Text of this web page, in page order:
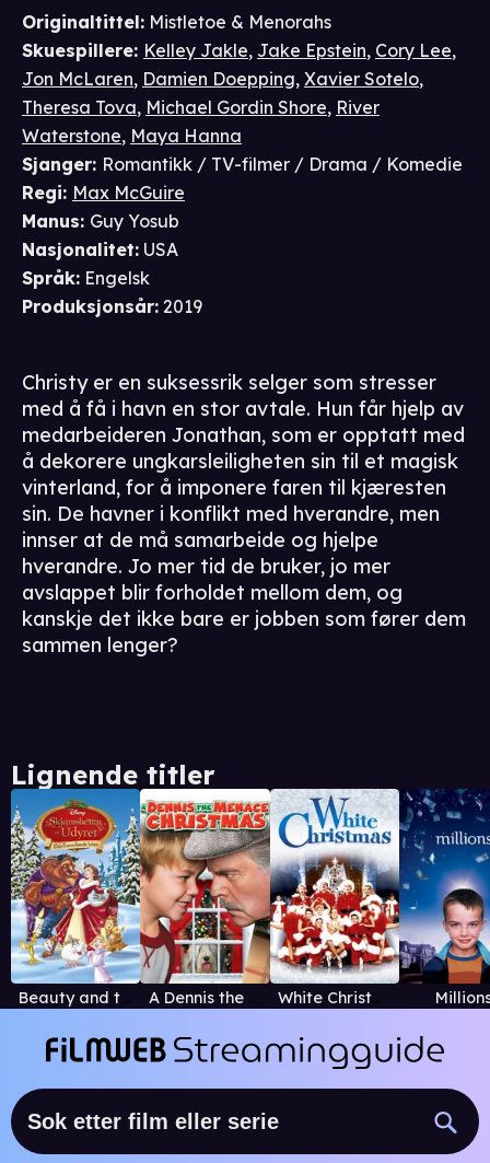
Originaltittel: Mistletoe & Menorahs
Skuespillere: Kelley Jakle, Jake Epstein, Cory Lee,
Jon McLaren, Damien Doepping, Xavier Sotelo,
Theresa Tova, Michael Gordin Shore, River
Waterstone, Maya Hanna
Sjanger: Romantikk / TV-filmer / Drama / Komedie
Regi: Max McGuire
Manus: Guy Yosub
Nasjonalitet: USA
Språk: Engelsk
Produksjonsår: 2019
Christy er en suksessrik selger som stresser
med å få i havn en stor avtale. Hun får hjelp av
medarbeideren Jonathan, som er opptatt med
å dekorere ungkarsleiligheten sin til et magisk
vinterland, for å imponere faren til kjæresten
sin. De havner i konflikt med hverandre, men
innser at de må samarbeide og hjelpe
hverandre. Jo mer tid de bruker, jo mer
avslappet blir forholdet mellom dem, og
kanskje det ikke bare er jobben som fører dem
sammen lenger?
Lignende titler
Beauty and the Beast: The Enchanted Christmas A Dennis the Menace Christmas White Christmas